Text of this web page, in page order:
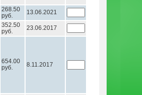
268.50
руб.
13.06.2021
352.50
руб.
23.06.2017
654.00
руб.
8.11.2017